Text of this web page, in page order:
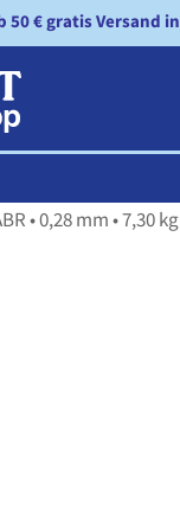
50 € gratis Versand
• 0,28 mm • 7,30 kg